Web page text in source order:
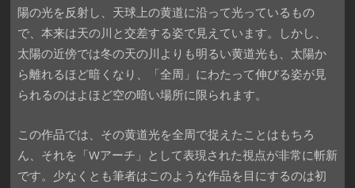
陽の光を反射し、天球上の黄道に沿って光っているもの
で、本来は天の川と交差する姿で見えています。しかし、
太陽の近傍では冬の天の川よりも明るい黄道光も、太陽か
ら離れるほど暗くなり、「全周」にわたって伸びる姿が見
られるのはよほど空の暗い場所に限られます。
この作品では、その黄道光を全周で捉えたことはもちろ
ん、それを「Wアーチ」として表現された視点が非常に斬新
です。少なくとも筆者はこのような作品を目にするのは初